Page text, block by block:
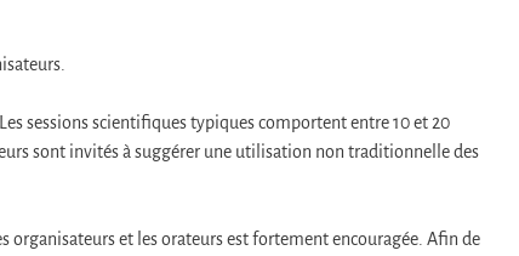
sessions scientifiques typiques comportent entre 10 et 20
sont invités à suggérer une utilisation non traditionnelle des
organisateurs et les orateurs est fortement encouragée. Afin de